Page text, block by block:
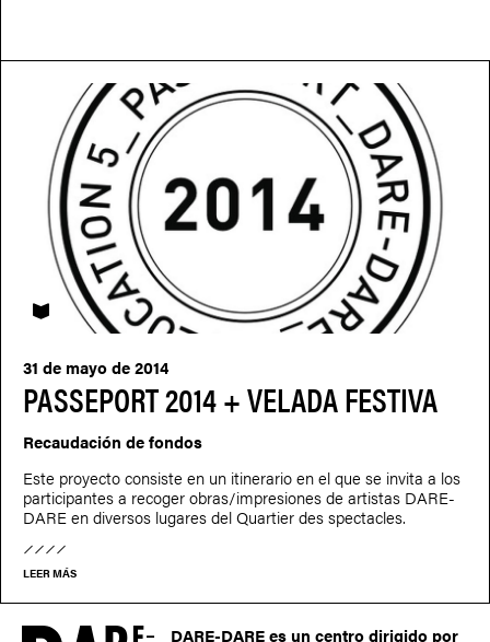
PASSEPORT 2014 + VELADA FESTIVA
31 de mayo de 2014
PASSEPORT
Recaudación de fondos
Este proyecto consiste en un itinerario en el que se invita a los
participantes a recoger obras/impresiones de artistas DARE-
DARE en diversos lugares del Quartier des spectacles.
LEER MÁS
DARE-DARE es un centro dirigido por